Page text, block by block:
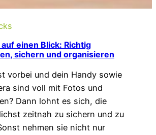
einen Blick: Richtig
sichern und organisieren
vorbei und dein Handy sowie
sind voll mit Fotos und
Dann lohnt es sich, die
zeitnah zu sichern und zu
nehmen sie nicht nur